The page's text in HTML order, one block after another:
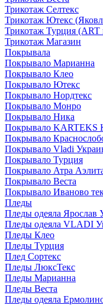
Трикотаж Селтекс
Трикотаж Ютекс
Трикотаж Турция (ART
Трикотаж Магазин
Покрывала
Покрывало Марианна
Покрывало Клео
Покрывало Ютекс
Покрывало Нордтекс
Покрывало Монро
Покрывало Ника
Покрывало KARTEKS
Покрывало
Покрывало Vladi
Покрывало Турция
Покрывало Атра
Покрывало Веста
Покрывало Иваново
Пледы
Пледы одеяла Ярослав
Пледы одеяла VLADI
Пледы Клео
Пледы Турция
Плед Сортекс
Пледы ЛюксТекс
Пледы Марианна
Пледы Веста
Пледы одеяла